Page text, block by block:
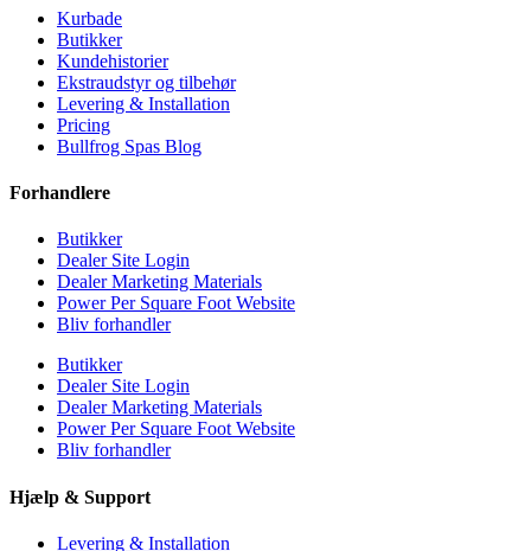
Kurbade
Butikker
Kundehistorier
Ekstraudstyr og tilbehør
Levering & Installation
Pricing
Bullfrog Spas Blog
Forhandlere
Butikker
Dealer Site Login
Dealer Marketing Materials
Power Per Square Foot Website
Bliv forhandler
Butikker
Dealer Site Login
Dealer Marketing Materials
Power Per Square Foot Website
Bliv forhandler
Hjælp & Support
Levering & Installation